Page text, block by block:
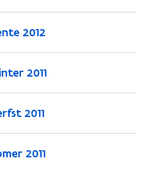
2012
2011
2011
2011